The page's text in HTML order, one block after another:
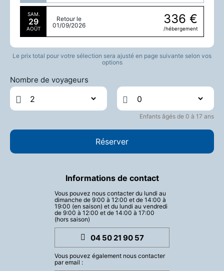
SAM.
29
AOÛT
336 €
/hébergement
Retour le
01/09/2026
Le prix total pour votre sélection sera ajusté en page suivante selon vos
options
Nombre de voyageurs
Enfants âgés de 0 à 17 ans
Réserver
Informations de contact
Vous pouvez nous contacter du lundi au
dimanche de 9:00 à 12:00 et de 14:00 à
19:00 (en saison) et du lundi au vendredi
de 9:00 à 12:00 et de 14:00 à 17:00
(hors saison)
04 50 21 90 57
Vous pouvez également nous contacter
par email :